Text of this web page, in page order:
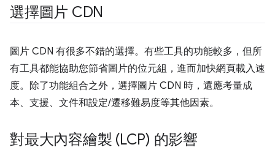
選擇圖片 CDN
圖片 CDN 有很多不錯的選擇。有些工具的功能較多，但所
有工具都能協助您節省圖片的位元組，進而加快網頁載入速
度。除了功能組合之外，選擇圖片 CDN 時，還應考量成
本、支援、文件和設定/遷移難易度等其他因素。
對最大內容繪製 (LCP) 的影響